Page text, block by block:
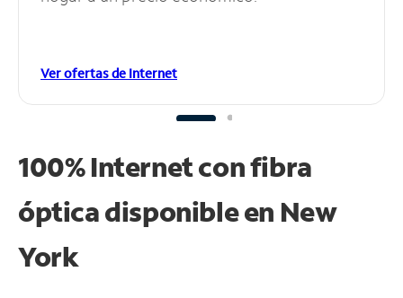
Ver ofertas de Internet
100% Internet con fibra
óptica disponible en New
York